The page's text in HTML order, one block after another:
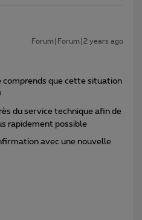
Forum|Forum|2 years ago
comprends que cette situation
du service technique afin de
rapidement possible
avec une nouvelle